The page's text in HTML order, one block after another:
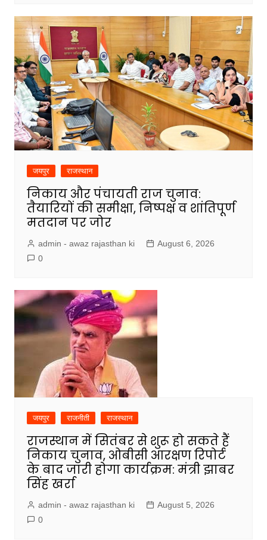
जयपुर राजस्थान
निकाय और पंचायती राज चुनाव:
तैयारियों की समीक्षा, निष्पक्ष व शांतिपूर्ण
मतदान पर जोर
admin - awaz rajasthan ki
August 6, 2026
0
जयपुर राजनीती राजस्थान
राजस्थान में सितंबर से शुरू हो सकते हैं
निकाय चुनाव, ओबीसी आरक्षण रिपोर्ट
के बाद जारी होगा कार्यक्रम: मंत्री झाबर
सिंह खर्रा
admin - awaz rajasthan ki
August 5, 2026
0